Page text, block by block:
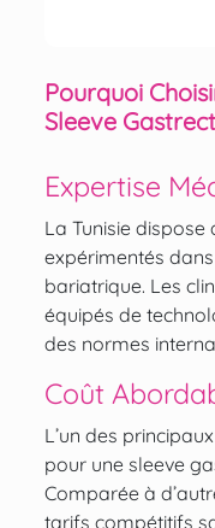
Pourquoi
Sleeve
Expertise
La Tunisie dispose
expérimentés
bariatrique. Les
équipés de
des normes
Coût
L’un des
pour une sleeve
Comparée à
tarifs compétitifs